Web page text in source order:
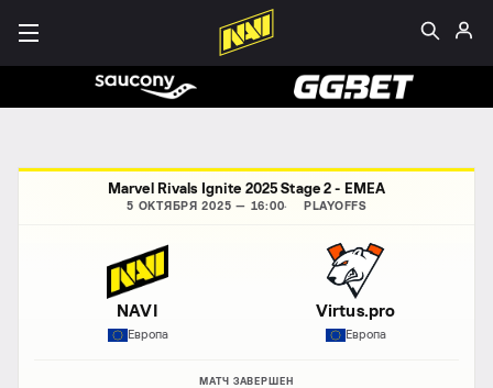
Marvel Rivals Ignite 2025 Stage 2 - EMEA
5 ОКТЯБРЯ 2025 — 16:00 PLAYOFFS
NAVI
Европа
МАТЧ ЗАВЕРШЕН
Virtus.pro
Европа